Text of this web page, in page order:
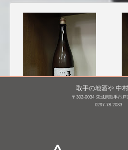
取手の地酒や 中
〒302-0034 茨城県取手市戸
0297-78-2033